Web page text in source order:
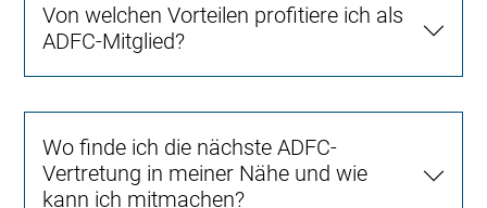
Von welchen Vorteilen profitiere ich als
ADFC-Mitglied?
Wo finde ich die nächste ADFC-
Vertretung in meiner Nähe und wie
kann ich mitmachen?